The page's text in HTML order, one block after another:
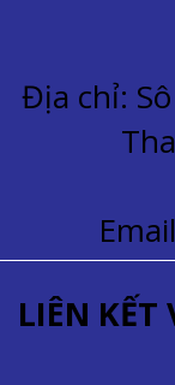
Địa chỉ:
LIÊN KẾT